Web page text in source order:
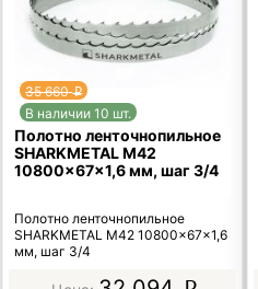
35 660p
В наличии 10 шт.
Полотно ленточнопильное
SHARKMETAL M42
10800×67×1,6 мм, шаг 3/4
Полотно ленточнопильное
SHARKMETAL M42 10800×67×1,6
мм, шаг 3/4